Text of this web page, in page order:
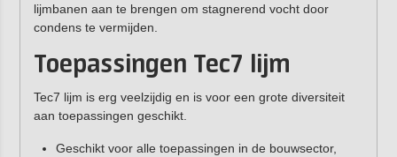
lijmbanen aan te brengen om stagnerend vocht door
condens te vermijden.
Toepassingen Tec7 lijm
Tec7 lijm is erg veelzijdig en is voor een grote diversiteit
aan toepassingen geschikt.
Geschikt voor alle toepassingen in de bouwsector,